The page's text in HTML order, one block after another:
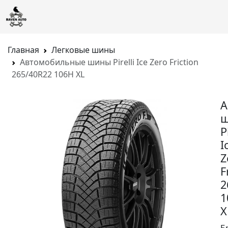
Главная
Легковые шины
Автомобильные шины Pirelli Ice Zero Friction
265/40R22 106H XL